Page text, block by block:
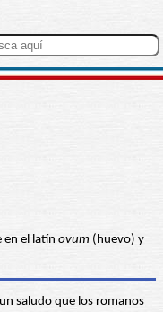
el latín ovum (huevo) y
saludo que los romanos